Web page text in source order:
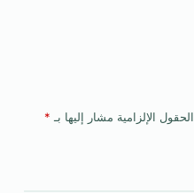
الحقول الإلزامية مشار إليها بـ *